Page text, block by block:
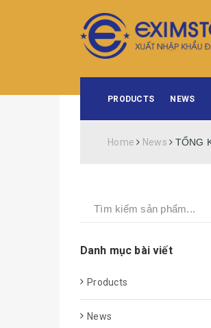
PRODUCTS NEWS
Home News TỔNG
Danh mục bài viết
Products
News